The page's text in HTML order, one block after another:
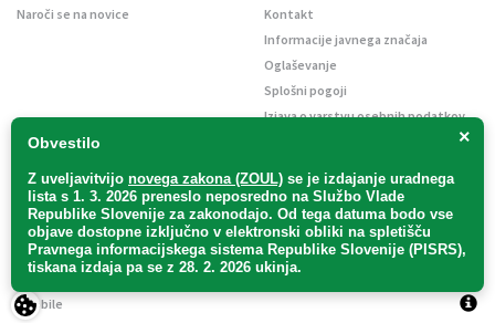
×
Obvestilo
Z uveljavitvijo novega zakona (ZOUL) se je izdajanje uradnega
lista s 1. 3. 2026 preneslo neposredno na Službo Vlade
Republike Slovenije za zakonodajo. Od tega datuma bodo vse
objave dostopne izključno v elektronski obliki na spletišču
Pravnega informacijskega sistema Republike Slovenije (PISRS),
tiskana izdaja pa se z 28. 2. 2026 ukinja.
Naroči se na novice
Kontakt
Informacije javnega značaja
Oglaševanje
Splošni pogoji
Izjava o varstvu osebnih podatkov
Uradni list d. o. o. – v likvidaciji / Vse pravice pridržane.
2Mobile